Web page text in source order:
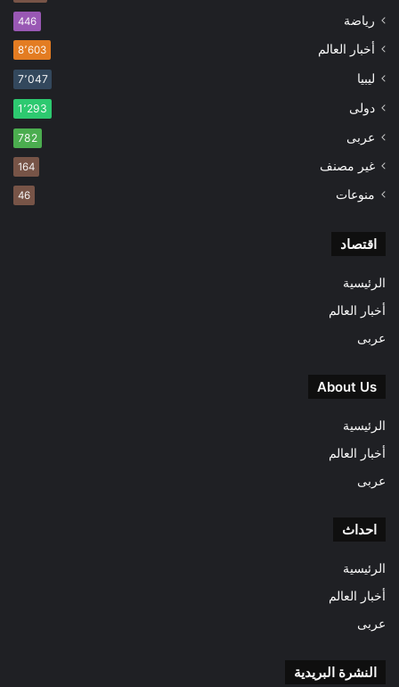
رياضة 446
أخبار العالم 8٬603
ليبيا 7٬047
دولى 1٬293
عربى 782
غير مصنف 164
منوعات 46
اقتصاد
الرئيسية
أخبار العالم
عربى
About Us
الرئيسية
أخبار العالم
عربى
احداث
الرئيسية
أخبار العالم
عربى
النشرة البريدية